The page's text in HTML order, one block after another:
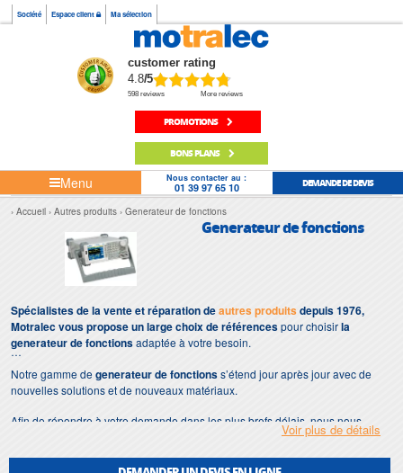
Société Espace client Ma sélection
customer rating
4.8/5
598 reviews More reviews
PROMOTIONS
BONS PLANS
Menu Nous contacter au :
01 39 97 65 10 DEMANDE DE DEVIS
Accueil Autres produits Generateur de fonctions
Generateur de fonctions
Spécialistes de la vente et réparation deautres produits depuis 1976,
Motralec vous propose un large choix de référencespour choisirla
generateur de fonctionsadaptée à votre besoin.
Notre gamme degenerateur de fonctionss’étend jour après jour avec de
nouvelles solutions et de nouveaux matériaux.
Afin de répondre à votre demande dans les plus brefs délais, nous nous
generateur de
Voir plus de détails